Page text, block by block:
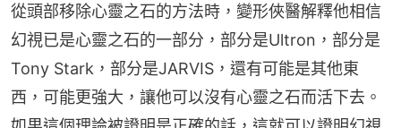
從頭部移除心靈之石的方法時，變形俠醫解釋他相信
幻視已是心靈之石的一部分，部分是Ultron，部分是
Tony Stark，部分是JARVIS，還有可能是其他東
西，可能更強大，讓他可以沒有心靈之石而活下去。